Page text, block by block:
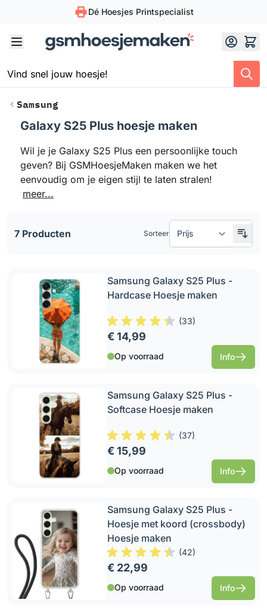
Dé Hoesjes Printspecialist
Samsung
Doorgaan naar productlijst
Galaxy S25 Plus hoesje maken
Wil je je Galaxy S25 Plus een persoonlijke touch
geven? Bij GSMHoesjeMaken maken we het
eenvoudig om je eigen stijl te laten stralen!
meer...
7 Producten Sorteer
Samsung Galaxy S25 Plus -
Hardcase Hoesje maken
(33)
€ 14,99
Op voorraad Info
Samsung Galaxy S25 Plus -
Softcase Hoesje maken
(37)
€ 15,99
Op voorraad Info
Samsung Galaxy S25 Plus -
Hoesje met koord (crossbody)
Hoesje maken
(42)
€ 22,99
Op voorraad Info